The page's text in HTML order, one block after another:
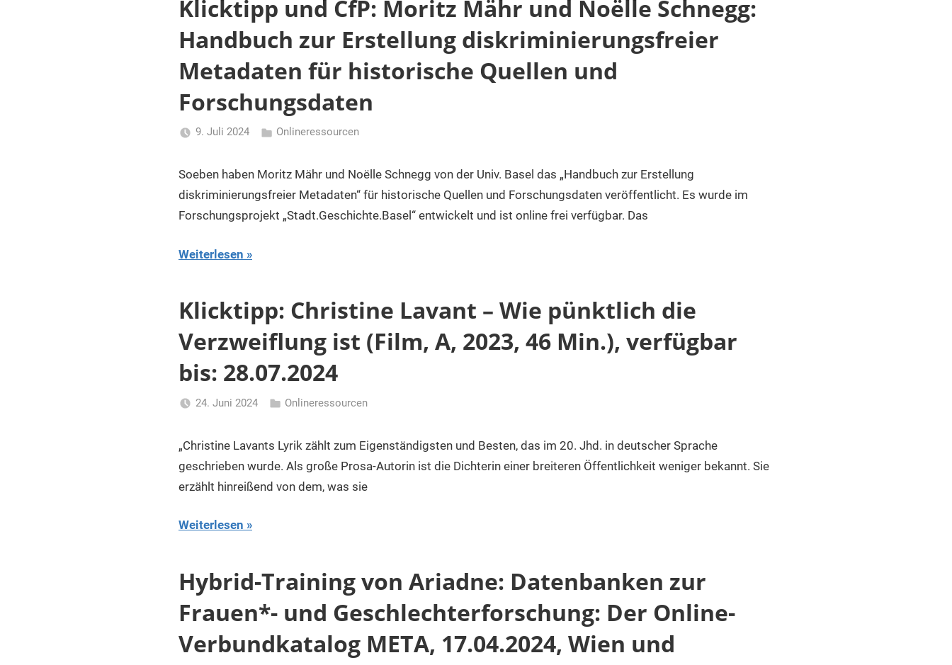
Klicktipp und CfP: Moritz Mähr und Noëlle Schnegg:
Handbuch zur Erstellung diskriminierungsfreier
Metadaten für historische Quellen und
Forschungsdaten
9. Juli 2024
Gerhalter
Onlineressourcen
Soeben haben Moritz Mähr und Noëlle Schnegg von der Univ. Basel das „Handbuch zur Erstellung
diskriminierungsfreier Metadaten“ für historische Quellen und Forschungsdaten veröffentlicht. Es wurde im
Forschungsprojekt „Stadt.Geschichte.Basel“ entwickelt und ist online frei verfügbar. Das
Weiterlesen
Klicktipp: Christine Lavant – Wie pünktlich die
Verzweiflung ist (Film, A, 2023, 46 Min.), verfügbar
bis: 28.07.2024
24. Juni 2024
Gerhalter
Onlineressourcen
„Christine Lavants Lyrik zählt zum Eigenständigsten und Besten, das im 20. Jhd. in deutscher Sprache
geschrieben wurde. Als große Prosa-Autorin ist die Dichterin einer breiteren Öffentlichkeit weniger bekannt. Sie
erzählt hinreißend von dem, was sie
Weiterlesen
Hybrid-Training von Ariadne: Datenbanken zur
Frauen*- und Geschlechterforschung: Der Online-
Verbundkatalog META, 17.04.2024, Wien und